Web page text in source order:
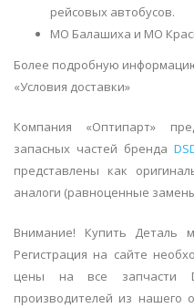
рейсовых автобусов.
МО Балашиха и МО
Более подробную
«Условия доставки»
Компания «Оптипарт»
запасных частей бренда
представлены как
аналоги (равноценные
Внимание! Купить Деталь
Регистрация на сайте
цены на все запчасти
производителей из нашего